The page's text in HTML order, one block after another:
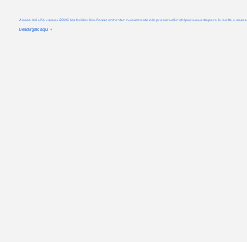
A inicio del año escolar 2026, las familias limeñas se enfrentan nuevamente a la preparación del presupuesto para la vuelta a clases.
Descárgalo aquí ↓